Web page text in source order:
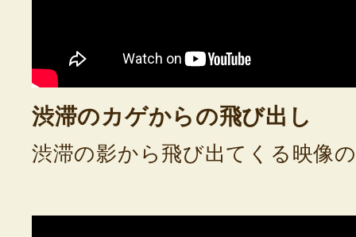
渋滞のカゲからの飛び出し
渋滞の影から飛び出てくる映像